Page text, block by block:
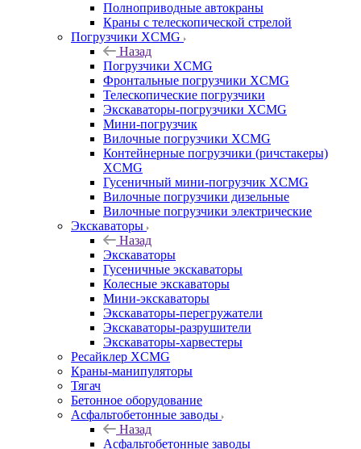
Полноприводные автокраны
Краны с телескопической стрелой
Погрузчики XCMG
Назад
Погрузчики XCMG
Фронтальные погрузчики XCMG
Телескопические погрузчики
Экскаваторы-погрузчики XCMG
Мини-погрузчик
Вилочные погрузчики XCMG
Контейнерные погрузчики (ричстакеры)
XCMG
Гусеничный мини-погрузчик XCMG
Вилочные погрузчики дизельные
Вилочные погрузчики электрические
Экскаваторы
Назад
Экскаваторы
Гусеничные экскаваторы
Колесные экскаваторы
Мини-экскаваторы
Экскаваторы-перегружатели
Экскаваторы-разрушители
Экскаваторы-харвестеры
Ресайклер XCMG
Краны-манипуляторы
Тягач
Бетонное оборудование
Асфальтобетонные заводы
Назад
Асфальтобетонные заводы